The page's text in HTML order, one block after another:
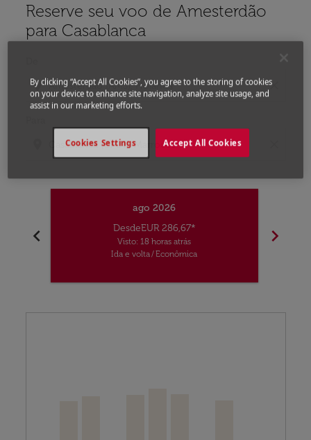
Reserve seu voo de Amesterdão
para Casablanca
location_on close
chevron_left
ago 2026
DesdeEUR 286,67*
Visto: 18 horas atrás
Ida e volta/Econômica
chevron_right
By clicking “Accept All Cookies”, you agree to the storing of cookies
on your device to enhance site navigation, analyze site usage, and
assist in our marketing efforts.
Accept All Cookies
Cookies Settings